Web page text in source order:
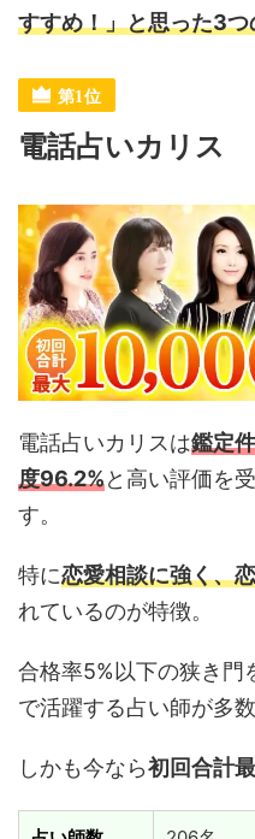
すすめ！」と思った3つ
電話占いカリス
電話占いカリスは鑑定
度96.2%と高い評価を
す。
特に恋愛相談に強く、
れているのが特徴。
合格率5%以下の狭き門
で活躍する占い師が多
しかも今なら初回合計